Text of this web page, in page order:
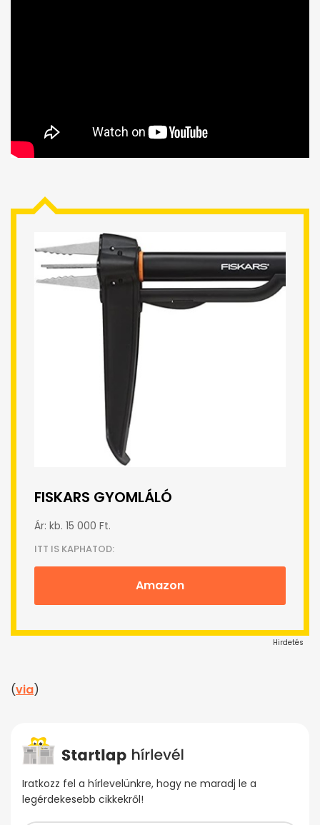
FISKARS GYOMLÁLÓ
Ár: kb. 15 000 Ft.
ITT IS KAPHATOD:
Amazon
Hirdetés
(via)
Iratkozz fel a hírlevelünkre, hogy ne maradj le a
legérdekesebb cikkekről!